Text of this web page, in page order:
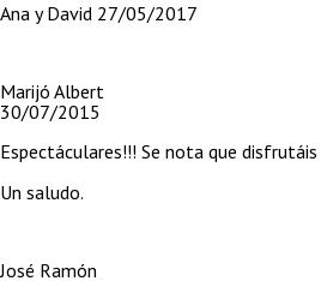
Ana y David 27/05/2017
Marijó Albert
30/07/2015
Espectáculares!!! Se nota que
Un saludo.
José Ramón